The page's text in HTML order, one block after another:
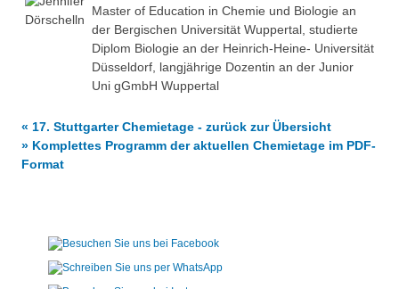
Master of Education in Chemie und Biologie an
der Bergischen Universität Wuppertal, studierte
Diplom Biologie an der Heinrich-Heine- Universität
Düsseldorf, langjährige Dozentin an der Junior
Uni gGmbH Wuppertal
« 17. Stuttgarter Chemietage - zurück zur Übersicht
» Komplettes Programm der aktuellen Chemietage im PDF-
Format